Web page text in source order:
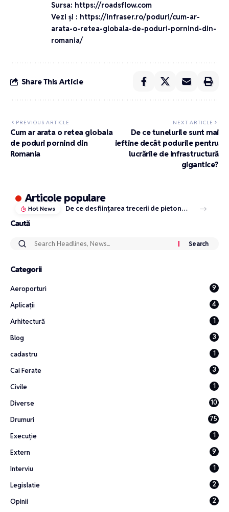
Sursa: https://roadsflow.com
Vezi și : https://infraser.ro/poduri/cum-ar-
arata-o-retea-globala-de-poduri-pornind-din-
romania/
Share This Article
PREVIOUS ARTICLE
Cum ar arata o retea globala
de poduri pornind din
Romania
NEXT ARTICLE
De ce tunelurile sunt mai
ieftine decât podurile pentru
lucrările de infrastructură
gigantice?
Articole populare
Hot News De ce desființarea trecerii de pietoni din zona Metro – Florești este o decizie corectă (chiar dacă nepopulară)
Caută
Categorii
Aeroporturi
9
Aplicații
4
Arhitectură
1
Blog
3
cadastru
1
Cai Ferate
3
Civile
1
Diverse
10
Drumuri
75
Execuție
1
Extern
9
Interviu
1
Legislatie
2
Opinii
2